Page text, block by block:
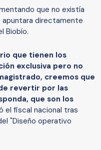
que no existía
apuntara directamente
Biobío.
que tienen los
exclusiva pero no
creemos que
revertir por las
que son los
el fiscal nacional tras
"Diseño operativo